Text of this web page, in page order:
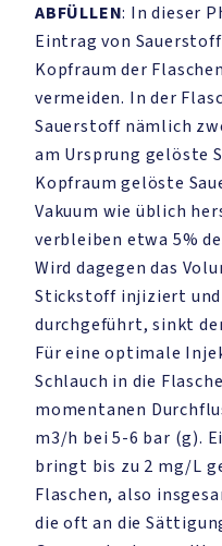
ABFÜLLEN: In dieser
Eintrag von
Kopfraum der
vermeiden. In der
Sauerstoff nämlich
am Ursprung gelöste
Kopfraum gelöste
Vakuum wie üblich
verbleiben etwa 5%
Wird dagegen das
Stickstoff injiziert und
durchgeführt, sinkt
Für eine optimale
Schlauch in die
momentanen
m3/h bei 5-6 bar (g).
bringt bis zu 2 mg/L
Flaschen, also
die oft an die